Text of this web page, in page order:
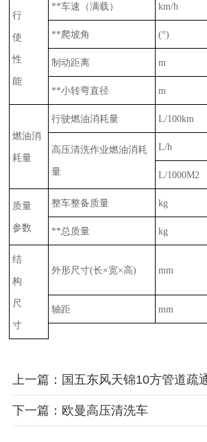
行
使
性
能
**车速（满载） km/h
**爬坡角 (°)
制动距离 m
**小转弯直径 m
燃油消
耗量
行驶燃油消耗量 L/100km
高压清洗作业燃油消耗
量
L/h
L/1000M2
质量
参数
整车整备质量 kg
**总质量 kg
结
构
尺
寸
外形尺寸(长×宽×高) mm
轴距 mm
上一篇：国五东风天锦10方管道疏
下一篇：欧曼高压清洗车